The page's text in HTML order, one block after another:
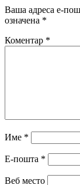
Ваша адреса е-
означена *
Коментар *
Име *
Е-пошта *
Веб место